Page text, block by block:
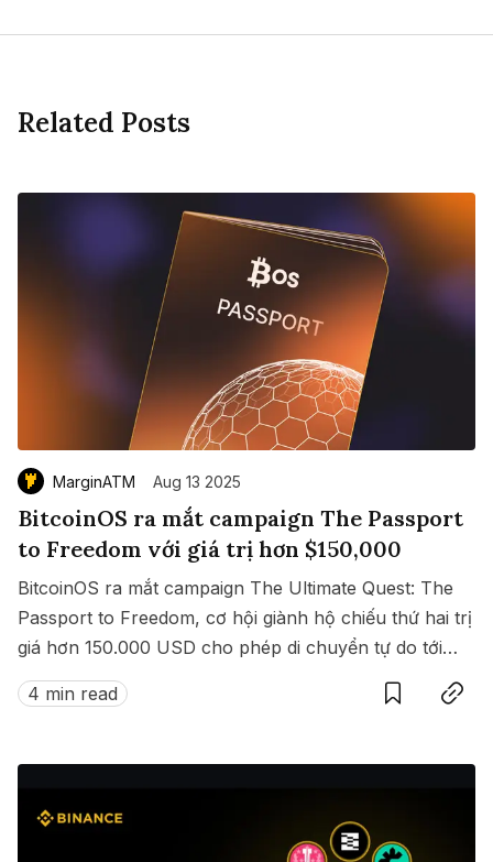
Related Posts
MarginATM Aug 13 2025
BitcoinOS ra mắt campaign The Passport
to Freedom với giá trị hơn $150,000
BitcoinOS ra mắt campaign The Ultimate Quest: The
Passport to Freedom, cơ hội giành hộ chiếu thứ hai trị
giá hơn 150.000 USD cho phép di chuyển tự do tới
hàng loạt quốc gia không cần visa.
4 min read
SaveCopy link